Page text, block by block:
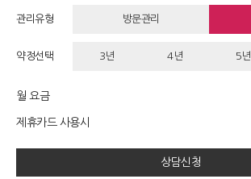
관리유형 방문관리
약정선택 3년 4년 5년
월 요금
제휴카드 사용시
상담신청